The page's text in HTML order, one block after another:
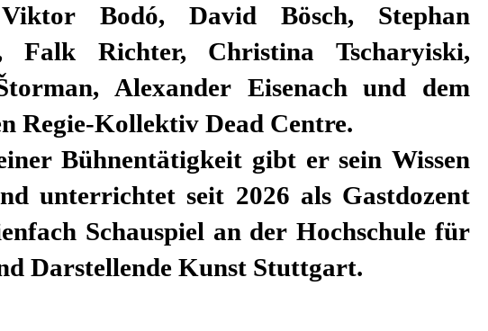
Bodó, David Bösch, Stephan
Falk Richter, Christina Tscharyiski,
Alexander Eisenach und dem
Regie-Kollektiv Dead Centre.
Bühnentätigkeit gibt er sein Wissen
unterrichtet seit 2026 als Gastdozent
Schauspiel an der Hochschule für
Darstellende Kunst Stuttgart.